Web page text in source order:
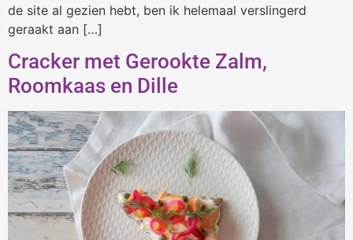
de site al gezien hebt, ben ik helemaal verslingerd
geraakt aan […]
Cracker met Gerookte Zalm,
Roomkaas en Dille